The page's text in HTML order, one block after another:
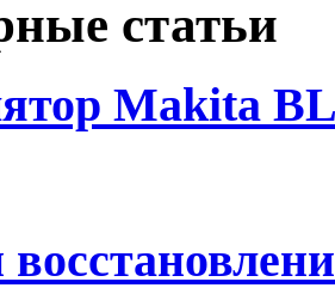
статьи
Makita